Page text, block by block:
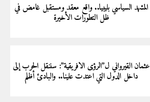
المشهد السياسي بليبيا.. واقع معقد ومستقبل غامض في
ظل التطورات الأخيرة
عثمان القيرواني ل”الرؤى الافريقية”: سننقل الحرب إلى
داخل الدول التي اعتدت علينا.. والبادئ أظلم